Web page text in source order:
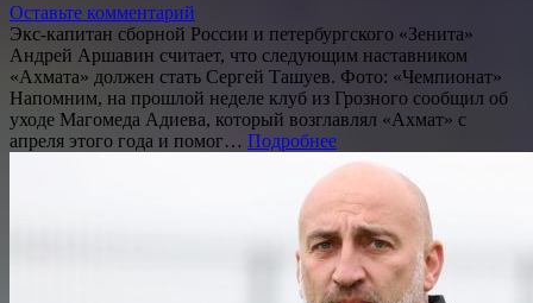
Оставьте комментарий
Экс-капитан сборной России и петербургского «Зенита»
Андрей Аршавин считает, что следующим наставником
«Ахмата» должен стать Сергей Ташуев. Фото: «Чемпионат»
Напомним, на прошлой неделе клуб из Грозного сообщил об
уходе Магомеда Адиева, который возглавлял «Ахмат» с
апреля этого года и помог… Подробнее